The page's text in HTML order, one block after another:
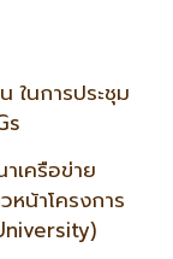
ในการประชุม
เครือข่าย
หน้าโครงการ